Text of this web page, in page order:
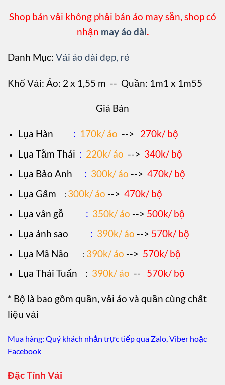
Shop bán vải không phải bán áo may sẵn, shop có
nhận may áo dài.
Danh Mục: Vải áo dài đẹp, rẻ
Khổ Vải: Áo: 2 x 1,55 m -- Quần: 1m1 x 1m55
Giá Bán
Lụa Hàn : 170k/ áo --> 270k/ bộ
Lụa Tằm Thái : 220k/ áo --> 340k/ bộ
Lụa Bảo Anh
: 300k/ áo --> 470k/ bộ
Lụa Gấm
: 300k/ áo --> 470k/ bộ
Lụa vân gỗ : 350k/ áo --> 500k/ bộ
Lụa ánh sao : 390k/ áo --> 570k/ bộ
Lụa Mã Não
: 390k/ áo --> 570k/ bộ
Lụa Thái Tuấn
: 390k/ áo -- 570k/ bộ
* Bộ là bao gồm quần, vải áo và quần cùng chất
liệu vải
Mua hàng: Quý khách nhắn trực tiếp qua Zalo, Viber hoặc
Facebook
Đặc Tính Vải